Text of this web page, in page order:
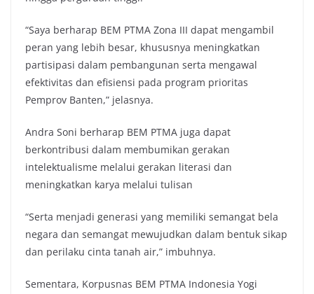
“Saya berharap BEM PTMA Zona III dapat mengambil
peran yang lebih besar, khususnya meningkatkan
partisipasi dalam pembangunan serta mengawal
efektivitas dan efisiensi pada program prioritas
Pemprov Banten,” jelasnya.
Andra Soni berharap BEM PTMA juga dapat
berkontribusi dalam membumikan gerakan
intelektualisme melalui gerakan literasi dan
meningkatkan karya melalui tulisan
“Serta menjadi generasi yang memiliki semangat bela
negara dan semangat mewujudkan dalam bentuk sikap
dan perilaku cinta tanah air,” imbuhnya.
Sementara, Korpusnas BEM PTMA Indonesia Yogi